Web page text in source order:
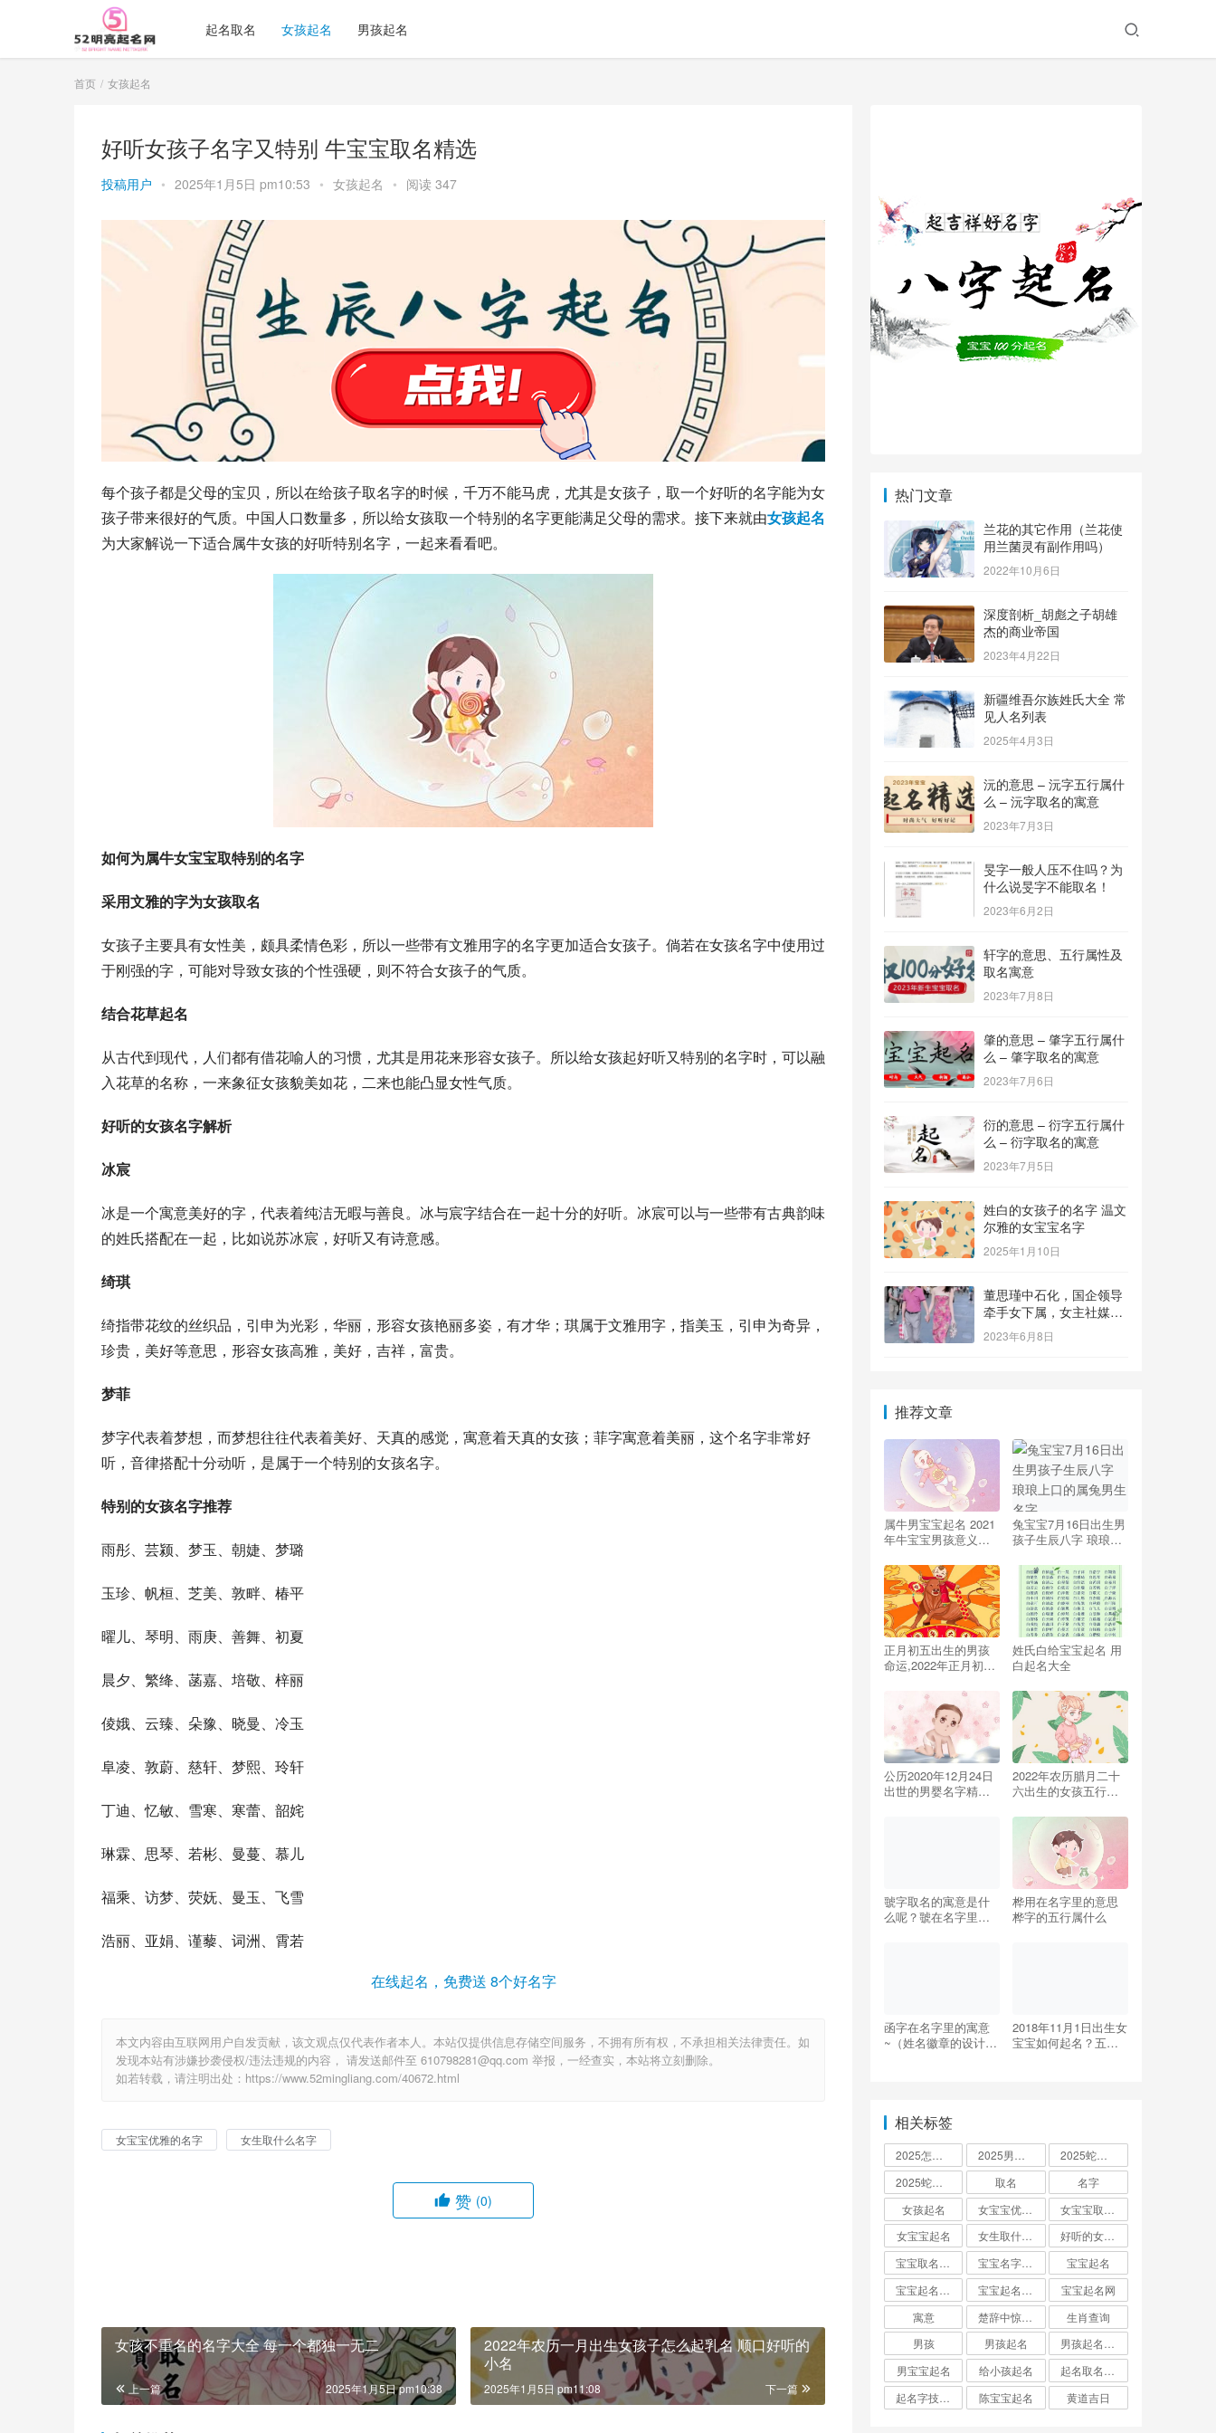
起名取名 女孩起名 男孩起名
首页 女孩起名
好听女孩子名字又特别 牛宝宝取名精选
投稿用户 • 2025年1月5日 pm10:53 • 女孩起名 • 阅读 347
每个孩子都是父母的宝贝，所以在给孩子取名字的时候，千万不能马虎，尤其是女孩子，取一个好听的名字能为女
孩子带来很好的气质。中国人口数量多，所以给女孩取一个特别的名字更能满足父母的需求。接下来就由女孩起名
为大家解说一下适合属牛女孩的好听特别名字，一起来看看吧。
如何为属牛女宝宝取特别的名字
采用文雅的字为女孩取名
女孩子主要具有女性美，颇具柔情色彩，所以一些带有文雅用字的名字更加适合女孩子。倘若在女孩名字中使用过
于刚强的字，可能对导致女孩的个性强硬，则不符合女孩子的气质。
结合花草起名
从古代到现代，人们都有借花喻人的习惯，尤其是用花来形容女孩子。所以给女孩起好听又特别的名字时，可以融
入花草的名称，一来象征女孩貌美如花，二来也能凸显女性气质。
好听的女孩名字解析
冰宸
冰是一个寓意美好的字，代表着纯洁无暇与善良。冰与宸字结合在一起十分的好听。冰宸可以与一些带有古典韵味
的姓氏搭配在一起，比如说苏冰宸，好听又有诗意感。
绮琪
绮指带花纹的丝织品，引申为光彩，华丽，形容女孩艳丽多姿，有才华；琪属于文雅用字，指美玉，引申为奇异，
珍贵，美好等意思，形容女孩高雅，美好，吉祥，富贵。
梦菲
梦字代表着梦想，而梦想往往代表着美好、天真的感觉，寓意着天真的女孩；菲字寓意着美丽，这个名字非常好
听，音律搭配十分动听，是属于一个特别的女孩名字。
特别的女孩名字推荐
雨彤、芸颍、梦玉、朝婕、梦璐
玉珍、帆桓、芝美、敦畔、椿平
曜儿、琴明、雨庚、善舞、初夏
晨夕、繁绛、菡嘉、培敬、梓丽
倰娥、云臻、朵豫、晓曼、冷玉
阜凌、敦蔚、慈轩、梦熙、玲轩
丁迪、忆敏、雪寒、寒蕾、韶姹
琳霖、思琴、若彬、曼蔓、慕儿
福乘、访梦、荧妩、曼玉、飞雪
浩丽、亚娟、谨藜、词洲、霄若
在线起名，免费送 8个好名字
本文内容由互联网用户自发贡献，该文观点仅代表作者本人。本站仅提供信息存储空间服务，不拥有所有权，不承担相关法律责任。如
发现本站有涉嫌抄袭侵权/违法违规的内容， 请发送邮件至 610798281@qq.com 举报，一经查实，本站将立刻删除。
如若转载，请注明出处：https://www.52mingliang.com/40672.html
女宝宝优雅的名字 女生取什么名字
赞 (0)
女孩不重名的名字大全 每一个都独一无二
上一篇 2025年1月5日 pm10:38
2022年农历一月出生女孩子怎么起乳名 顺口好听的
小名
下一篇
2025年1月5日 pm11:08
热门文章
兰花的其它作用（兰花使
用兰菌灵有副作用吗）
2022年10月6日
深度剖析_胡彪之子胡雄
杰的商业帝国
2023年4月22日
新疆维吾尔族姓氏大全 常
见人名列表
2025年4月3日
沅的意思 – 沅字五行属什
么 – 沅字取名的寓意
2023年7月3日
旻字一般人压不住吗？为
什么说旻字不能取名！
2023年6月2日
轩字的意思、五行属性及
取名寓意
2023年7月8日
肇的意思 – 肇字五行属什
么 – 肇字取名的寓意
2023年7月6日
衍的意思 – 衍字五行属什
么 – 衍字取名的寓意
2023年7月5日
姓白的女孩子的名字 温文
尔雅的女宝宝名字
2025年1月10日
董思瑾中石化，国企领导
牵手女下属，女主社媒晒
钻戒，奢侈品众多还要买
保险箱
2023年6月8日
推荐文章
属牛男宝宝起名 2021
年牛宝宝男孩意义深
兔宝宝7月16日出生男
孩子生辰八字 琅琅上
正月初五出生的男孩
命运,2022年正月初五
姓氏白给宝宝起名 用
白起名大全
公历2020年12月24日
出世的男婴名字精选
2022年农历腊月二十
六出生的女孩五行八
用字
虢字取名的寓意是什
么呢？虢在名字里什
桦用在名字里的意思
桦字的五行属什么
函字在名字里的寓意
~（姓名徽章的设计要
2018年11月1日出生女
宝宝如何起名？五行
相关标签
取名
名字
女孩起名
女宝宝起名
宝宝起名
宝宝起名网
寓意
生肖查询
男孩
男孩起名
男宝宝起名
给小孩起名
陈宝宝起名 黄道吉日